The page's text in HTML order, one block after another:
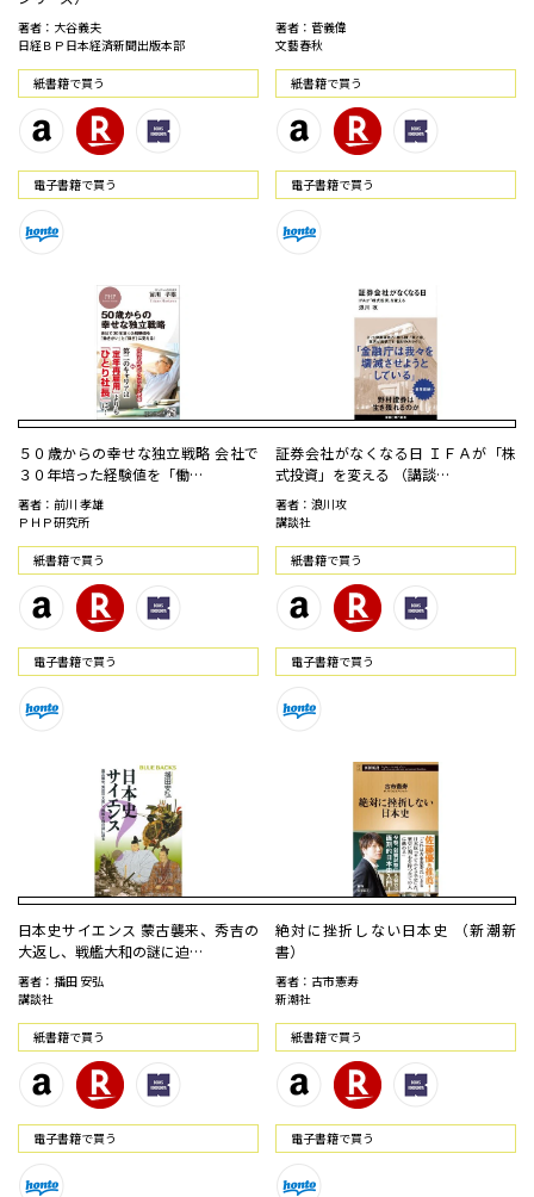
著者：大谷義夫
日経ＢＰ日本経済新聞出版本部
紙書籍で買う
電⼦書籍で買う
著者：菅義偉
文藝春秋
紙書籍で買う
電⼦書籍で買う
５０歳からの幸せな独立戦略 会社で
３０年培った経験値を「働…
著者：前川 孝雄
ＰＨＰ研究所
紙書籍で買う
電⼦書籍で買う
証券会社がなくなる日 ＩＦＡが「株
式投資」を変える （講談…
著者：浪川攻
講談社
紙書籍で買う
電⼦書籍で買う
日本史サイエンス 蒙古襲来、秀吉の
大返し、戦艦大和の謎に迫…
著者：播田 安弘
講談社
紙書籍で買う
電⼦書籍で買う
絶対に挫折しない日本史 （新潮新
書）
著者：古市憲寿
新潮社
紙書籍で買う
電⼦書籍で買う